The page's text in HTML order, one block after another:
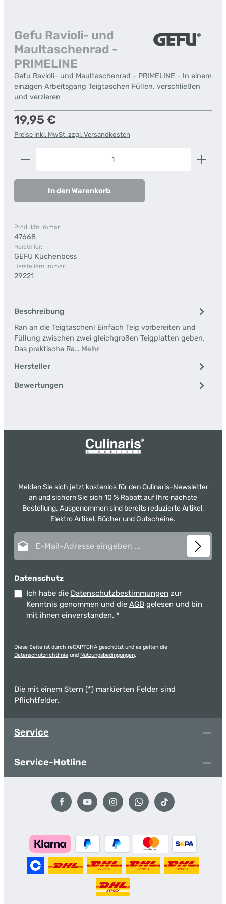
Gefu Ravioli- und
Maultaschenrad -
PRIMELINE
Gefu Ravioli- und Maultaschenrad - PRIMELINE - In einem
einzigen Arbeitsgang Teigtaschen Füllen, verschließen
und verzieren
Regulärer Preis:
19,95 €
Preise inkl. MwSt. zzgl. Versandkosten
Produkt Anzahl: Gib den gewünschten Wert ein
In den Warenkorb
Produktnummer:
47668
Hersteller:
GEFU Küchenboss
Herstellernummer:
29221
Beschreibung
Ran an die Teigtaschen! Einfach Teig vorbereiten und
Füllung zwischen zwei gleichgroßen Teigplatten geben.
Das praktische Ra… Mehr
Hersteller
Bewertungen
Melden Sie sich jetzt kostenlos für den Culinaris-Newsletter
an und sichern Sie sich 10 % Rabatt auf Ihre nächste
Bestellung. Ausgenommen sind bereits reduzierte Artikel,
Elektro Artikel, Bücher und Gutscheine.
Datenschutz
Ich habe die Datenschutzbestimmungen zur
Kenntnis genommen und die AGB gelesen und bin
mit ihnen einverstanden. *
Diese Seite ist durch reCAPTCHA geschützt und es gelten die
Datenschutzrichtlinieund Nutzungsbedingungen.
Die mit einem Stern (*) markierten Felder sind
Pflichtfelder.
Service
Service-Hotline